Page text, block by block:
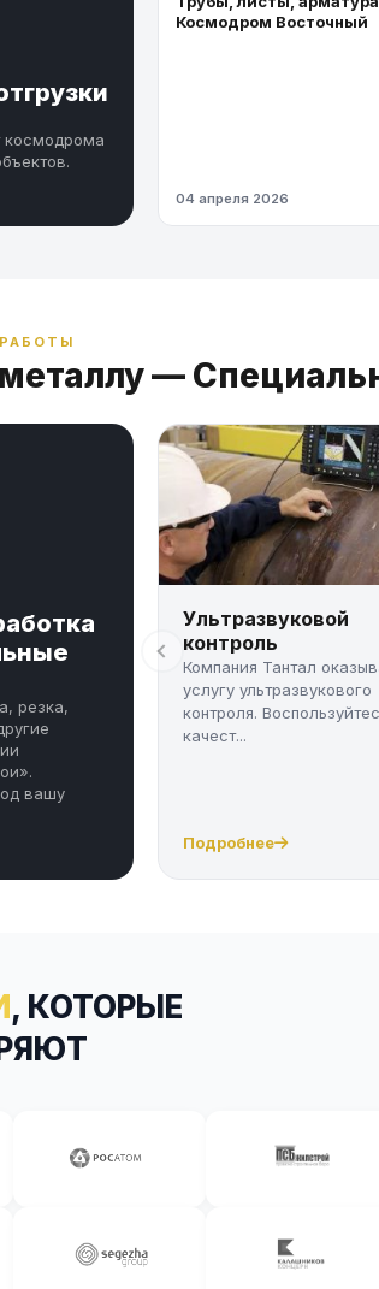
космодрома
Космодром Восточный
04 апреля 2026
металлу —
резка,
вашу
Ультразвуковой
контроль
Компания Тантал
услугу ультразвукового
контроля.
качест...
Подробнее
, КОТОРЫЕ